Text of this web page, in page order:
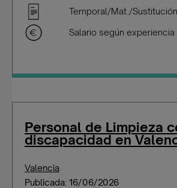
Temporal/Mat./
Salario según experiencia
Personal de Limpieza
discapacidad en
Valencia
Publicada: 16/06/2026